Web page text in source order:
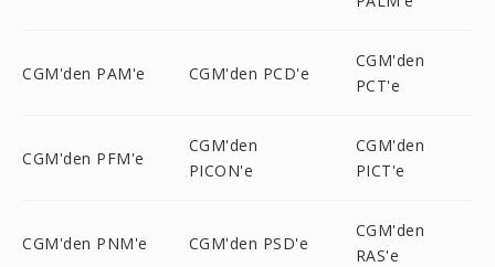
CGM'den PAM'e CGM'den PCD'e
CGM'den
PCT'e
CGM'den PFM'e
CGM'den
PICON'e
CGM'den
PICT'e
CGM'den PNM'e CGM'den PSD'e
CGM'den
RAS'e